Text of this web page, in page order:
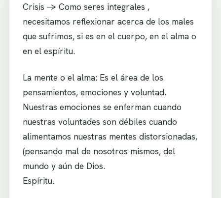
Crisis -> Como seres integrales ,
necesitamos reflexionar acerca de los males
que sufrimos, si es en el cuerpo, en el alma o
en el espíritu.
La mente o el alma: Es el área de los
pensamientos, emociones y voluntad.
Nuestras emociones se enferman cuando
nuestras voluntades son débiles cuando
alimentamos nuestras mentes distorsionadas,
(pensando mal de nosotros mismos, del
mundo y aún de Dios.
Espíritu.